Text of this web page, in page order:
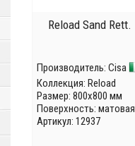
Reload Sand Rett.
Производитель: Cisa
Коллекция: Reload
Размер: 800x800 мм
Поверхность: матовая
Артикул: 12937